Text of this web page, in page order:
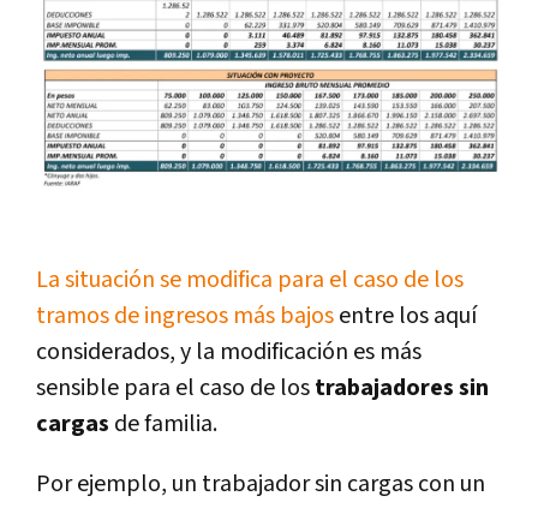
La situación se modifica para el caso de los
tramos de ingresos más bajosentre los aquí
considerados, y la modificación es más
sensible para el caso de lostrabajadores sin
cargas de familia.
Por ejemplo, un trabajador sin cargas con un